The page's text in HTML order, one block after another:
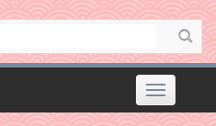
Toggle
navigation